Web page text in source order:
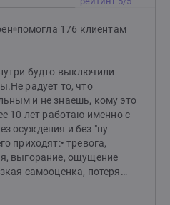
помогла 176 клиентам
будто выключили
радует то, что
и не знаешь, кому это
10 лет работаю именно с
осуждения и без "ну
приходят:• тревога,
выгорание, ощущение
самооценка, потеря